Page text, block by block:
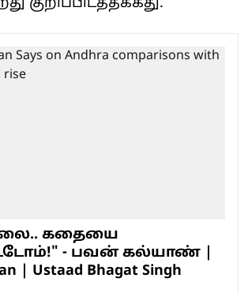
கதையை
- பவன் கல்யாண் |
| Ustaad Bhagat Singh